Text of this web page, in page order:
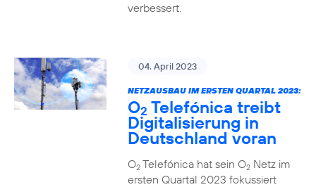
verbessert.
04. April 2023
NETZAUSBAU IM ERSTEN QUARTAL 2023:
O2 Telefónica treibt
Digitalisierung in
Deutschland voran
O2Telefónica hat sein O2Netz im
ersten Quartal 2023 fokussiert